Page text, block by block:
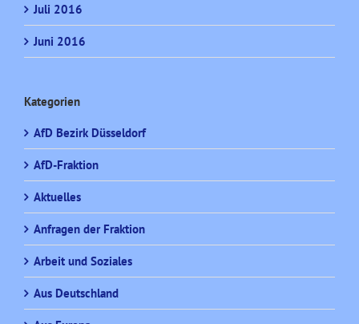
Juli 2016
Juni 2016
Kategorien
AfD Bezirk Düsseldorf
AfD-Fraktion
Aktuelles
Anfragen der Fraktion
Arbeit und Soziales
Aus Deutschland